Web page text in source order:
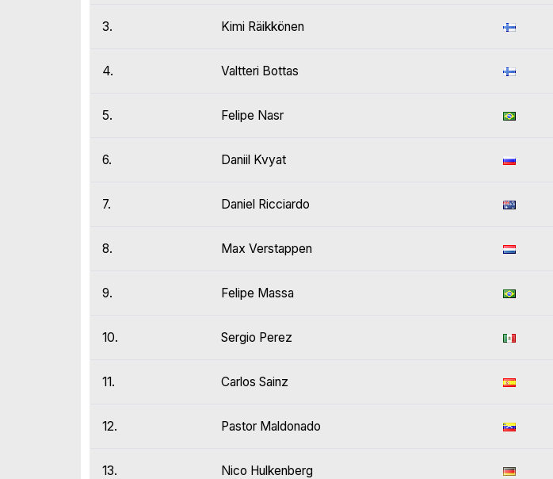
3. Kimi Räikkönen
4. Valtteri Bottas
5. Felipe Nasr
6. Daniil Kvyat
7. Daniel Ricciardo
8. Max Verstappen
9. Felipe Massa
10. Sergio Perez
11. Carlos Sainz
12. Pastor Maldonado
13. Nico Hulkenberg